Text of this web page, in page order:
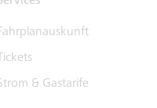
& Gastarife